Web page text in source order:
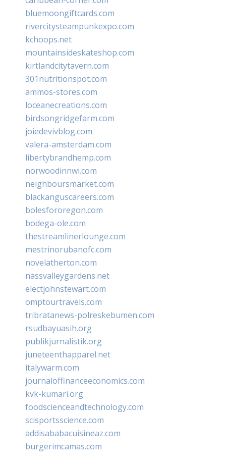
bluemoongiftcards.com
rivercitysteampunkexpo.com
kchoops.net
mountainsideskateshop.com
kirtlandcitytavern.com
301nutritionspot.com
ammos-stores.com
loceanecreations.com
birdsongridgefarm.com
joiedevivblog.com
valera-amsterdam.com
libertybrandhemp.com
norwoodinnwi.com
neighboursmarket.com
blackanguscareers.com
bolesfororegon.com
bodega-ole.com
thestreamlinerlounge.com
mestrinorubanofc.com
novelatherton.com
nassvalleygardens.net
electjohnstewart.com
omptourtravels.com
tribratanews-polreskebumen.com
rsudbayuasih.org
publikjurnalistik.org
juneteenthapparel.net
italywarm.com
journaloffinanceeconomics.com
kvk-kumari.org
foodscienceandtechnology.com
scisportsscience.com
addisababacuisineaz.com
burgerimcamas.com